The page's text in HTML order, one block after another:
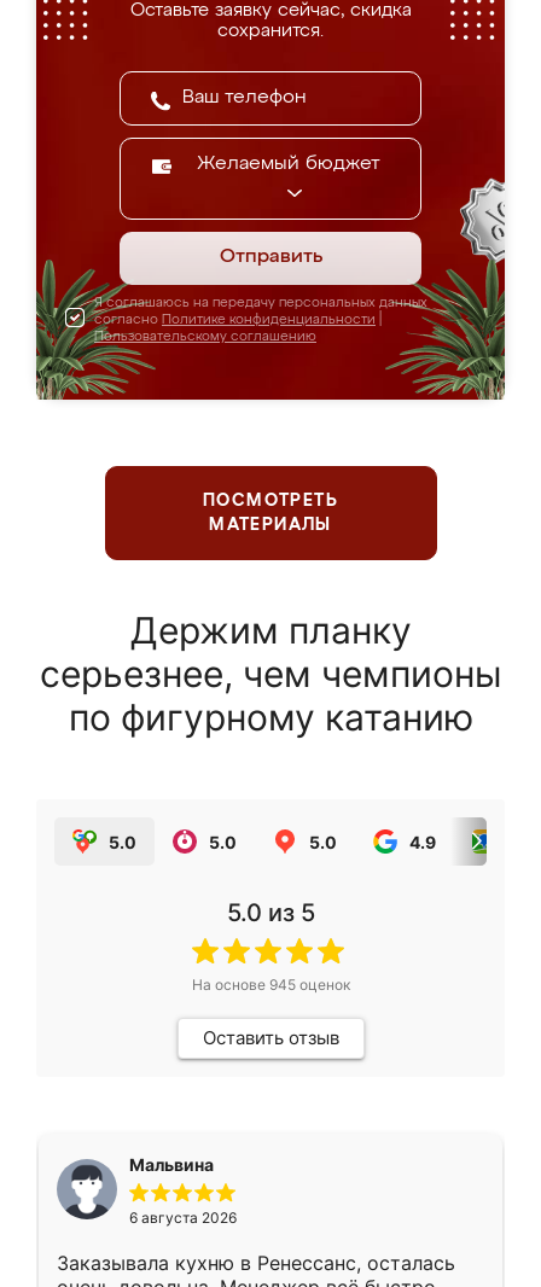
Оставьте заявку сейчас, скидка
сохранится.
Желаемый бюджет
Отправить
Я соглашаюсь на передачу персональных данных
согласно Политике конфиденциальности
Пользовательскому соглашению
ПОСМОТРЕТЬ
МАТЕРИАЛЫ
Держим планку
серьезнее, чем чемпионы
по фигурному катанию
5.0 5.0 5.0 4.9
5.0 из 5
На основе 945оценок
Оставить отзыв
Мальвина
6 августа 2026
Заказывала кухню в Ренессанс, осталась